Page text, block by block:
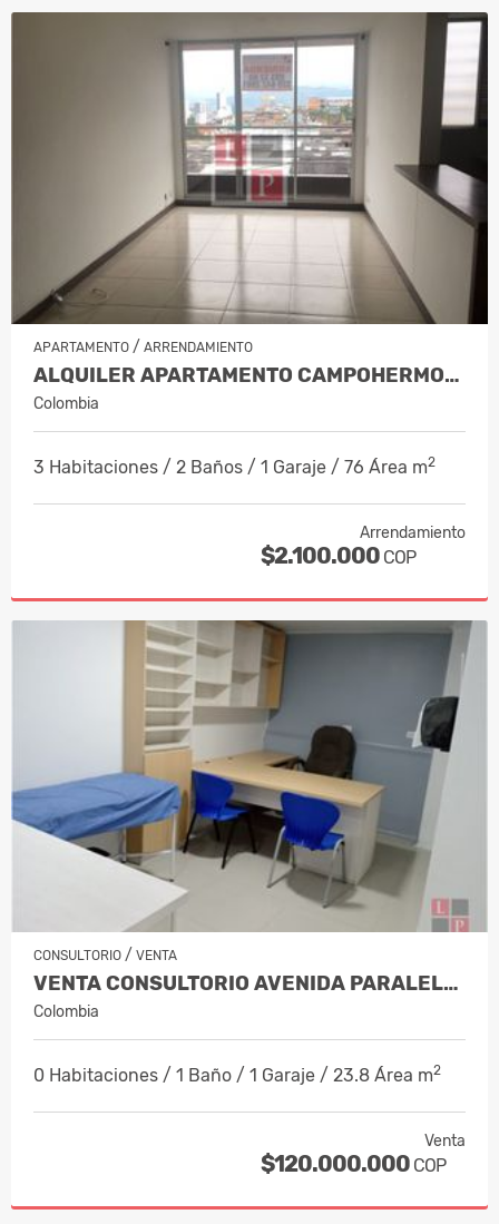
APARTAMENTO / ARRENDAMIENTO
ALQUILER APARTAMENTO CAMPOHERMOSO…
Colombia
3 Habitaciones / 2 Baños / 1 Garaje / 76 Área m2
Arrendamiento
$2.100.000 COP
CONSULTORIO / VENTA
VENTA CONSULTORIO AVENIDA PARALELA MA…
Colombia
0 Habitaciones / 1 Baño / 1 Garaje / 23.8 Área m2
Venta
$120.000.000 COP